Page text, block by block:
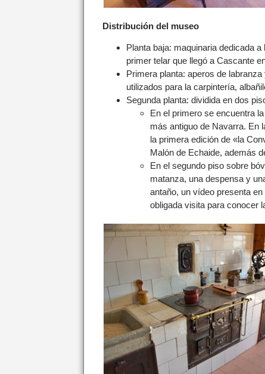
Distribución del museo
Planta baja: maquinaria dedicada
primer telar que llegó a Cascante
Primera planta: aperos de
utilizados para la carpintería,
Segunda planta: dividida en dos
En el primero se encuentra
más antiguo de Navarra. En
la primera edición de «la
Malón de Echaide, además
En el segundo piso sobre
matanza, una despensa y
antaño, un vídeo presenta
obligada visita para conocer